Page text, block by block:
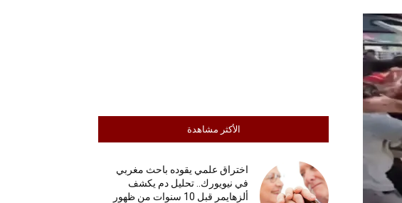
الأكثر مشاهدة
اختراق علمي يقوده باحث مغربي
في نيويورك.. تحليل دم يكشف
ألزهايمر قبل 10 سنوات من ظهور